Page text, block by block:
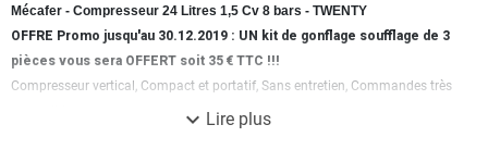
Mécafer - Compresseur 24 Litres 1,5 Cv 8 bars - TWENTY
OFFRE Promo jusqu'au 30.12.2019 : UN kit de gonflage soufflage de 3
pièces vous sera OFFERT soit 35 € TTC !!!
Compresseur vertical, Compact et portatif, Sans entretien, Commandes très
expand_more Lire plus